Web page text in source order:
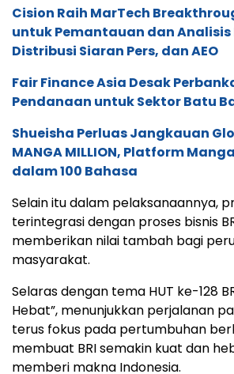
Cision Raih MarTech
untuk Pemantauan dan Analisis
Distribusi Siaran Pers, dan AEO
Fair Finance Asia Desak
Pendanaan untuk Sektor Batu
Shueisha Perluas Jangkauan
MANGA MILLION, Platform
dalam 100 Bahasa
Selain itu dalam pelaksanaannya,
terintegrasi dengan proses bisnis
memberikan nilai tambah bagi
masyarakat.
Selaras dengan tema HUT ke-128
Hebat”, menunjukkan perjalanan
terus fokus pada pertumbuhan
membuat BRI semakin kuat dan
memberi makna Indonesia.